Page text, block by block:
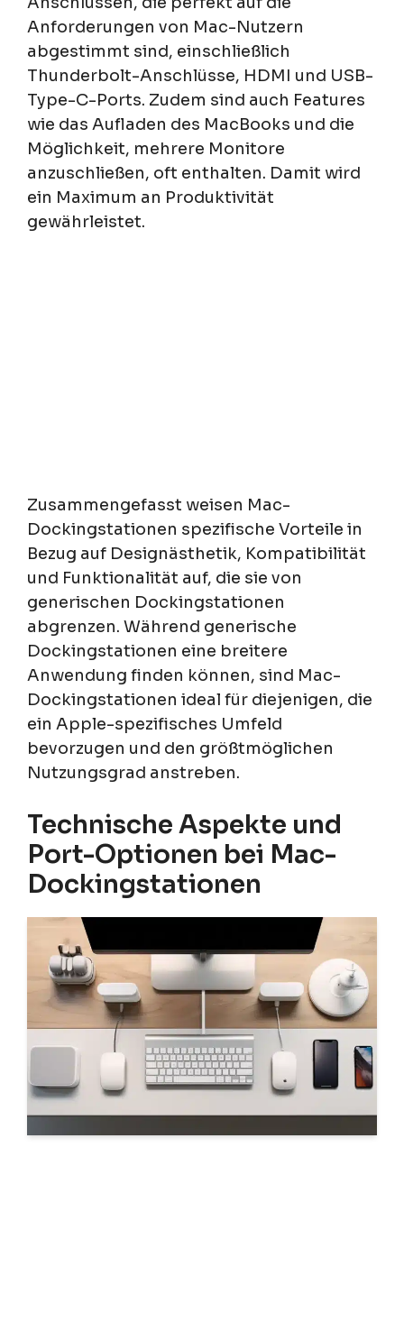
Anforderungen von Mac-Nutzern
abgestimmt sind, einschließlich
Thunderbolt-Anschlüsse, HDMI und USB-
Type-C-Ports. Zudem sind auch Features
wie das Aufladen des MacBooks und die
Möglichkeit, mehrere Monitore
anzuschließen, oft enthalten. Damit wird
ein Maximum an Produktivität
gewährleistet.
Zusammengefasst weisen Mac-
Dockingstationen spezifische Vorteile in
Bezug auf Designästhetik, Kompatibilität
und Funktionalität auf, die sie von
generischen Dockingstationen
abgrenzen. Während generische
Dockingstationen eine breitere
Anwendung finden können, sind Mac-
Dockingstationen ideal für diejenigen, die
ein Apple-spezifisches Umfeld
bevorzugen und den größtmöglichen
Nutzungsgrad anstreben.
Technische Aspekte und
Port-Optionen bei Mac-
Dockingstationen